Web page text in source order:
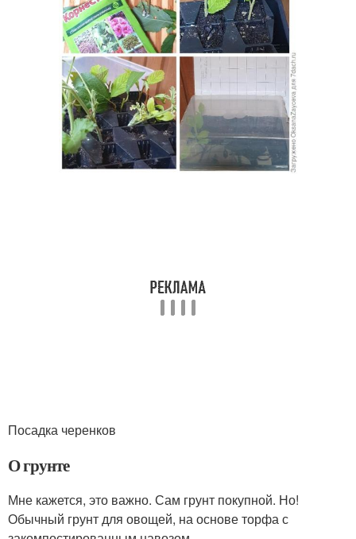
Посадка черенков
О грунте
Мне кажется, это важно. Сам грунт покупной. Но!
Обычный грунт для овощей, на основе торфа с